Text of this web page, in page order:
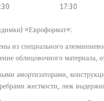
17:30
«Евроформат»:
из специального
облицовочного материала,
амортизаторами,
жесткости, люк